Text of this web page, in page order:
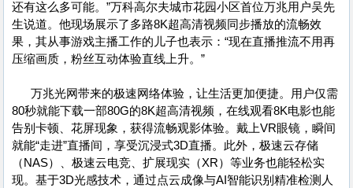
还有这么多可能。”万科高尔夫城市花园小区首位万兆用户吴先
生说道。他现场展示了多路8K超高清视频同步播放的流畅效
果，其从事游戏主播工作的儿子也表示：“现在直播推流不用再
压缩画质，粉丝互动体验直线上升。”
万兆光网带来的极速网络体验，让生活更加便捷。用户仅需
80秒就能下载一部80G的8K超高清视频，在线观看8K电影也能
告别卡顿、花屏现象，获得流畅观影体验。戴上VR眼镜，瞬间
就能“走进”直播间，享受沉浸式3D直播。此外，极速云存储
（NAS）、极速云电竞、扩展现实（XR）等业务也能轻松实
现。基于3D光感技术，通过点云成像与AI智能识别精准检测人